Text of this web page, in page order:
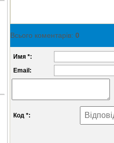
Всього коментарів: 0
Имя *:
Email:
Код *: